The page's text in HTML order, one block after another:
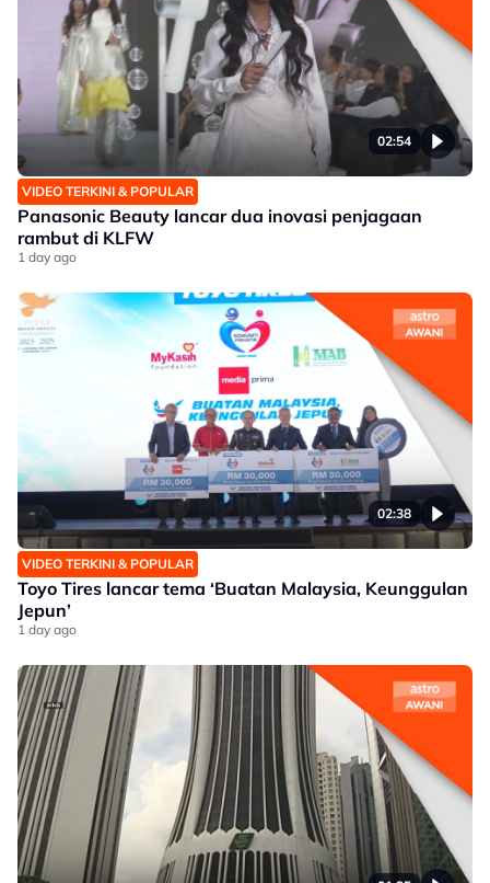
02:54
VIDEO TERKINI & POPULAR
Panasonic Beauty lancar dua inovasi penjagaan
rambut di KLFW
1 day ago
02:38
VIDEO TERKINI & POPULAR
Toyo Tires lancar tema ‘Buatan Malaysia, Keunggulan
Jepun’
1 day ago